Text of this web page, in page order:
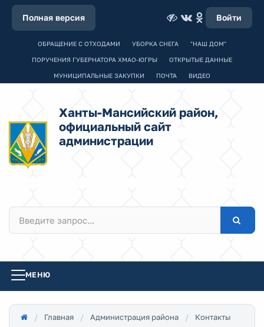
Полная версия Войти
ОБРАЩЕНИЕ С ОТХОДАМИ УБОРКА СНЕГА "НАШ ДОМ"
ПОРУЧЕНИЯ ГУБЕРНАТОРА ХМАО-ЮГРЫ ОТКРЫТЫЕ ДАННЫЕ
МУНИЦИПАЛЬНЫЕ ЗАКУПКИ ПОЧТА ВИДЕО
Ханты-Мансийский район,
официальный сайт
администрации
МЕНЮ
Главная Администрация района
Контакты